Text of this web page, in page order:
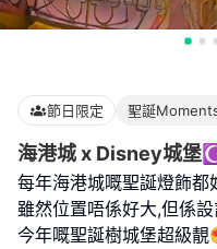
節日限定 聖誕
海港城 x Disney城
每年海港城嘅聖誕燈飾都
雖然位置唔係好大,但係
今年嘅聖誕樹城堡超級靚